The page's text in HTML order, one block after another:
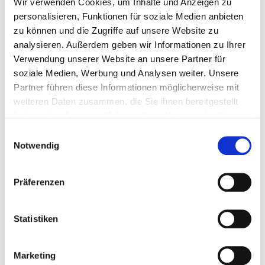
personalisieren, Funktionen für soziale Medien anbieten
zu können und die Zugriffe auf unsere Website zu
analysieren. Außerdem geben wir Informationen zu Ihrer
Verwendung unserer Website an unsere Partner für
soziale Medien, Werbung und Analysen weiter. Unsere
Partner führen diese Informationen möglicherweise mit
weiteren Daten zusammen, die Sie ihnen bereitgestellt
Notwendig
Präferenzen
Statistiken
Marketing
€ 693 p.P.
Kategorie 1